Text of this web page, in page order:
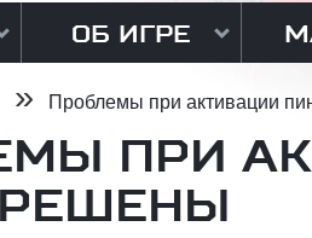
ОБ ИГРЕ
» Проблемы при активации
ПРИ